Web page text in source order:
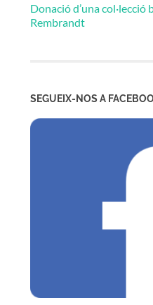
Donació d’una col·lecció
Rembrandt
SEGUEIX-NOS A